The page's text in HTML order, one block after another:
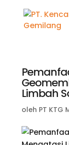
Limbah
oleh PT KTG